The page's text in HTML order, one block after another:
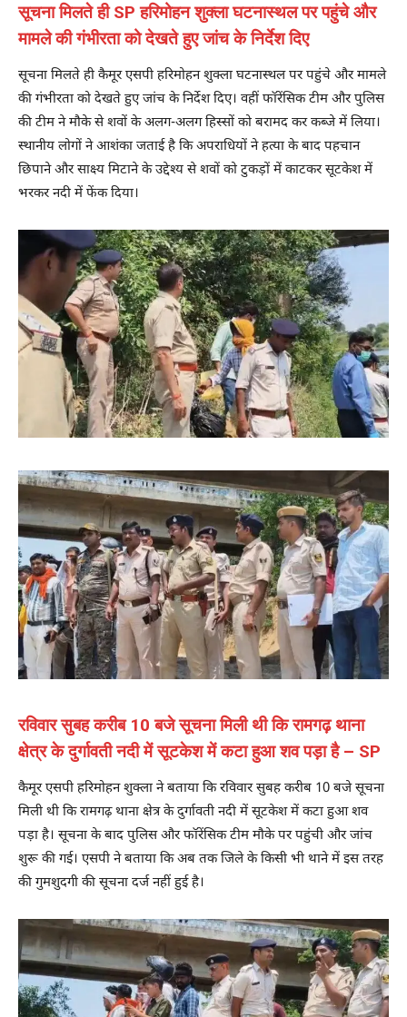
सूचना मिलते ही SP हरिमोहन शुक्ला घटनास्थल पर पहुंचे और
मामले की गंभीरता को देखते हुए जांच के निर्देश दिए
सूचना मिलते ही कैमूर एसपी हरिमोहन शुक्ला घटनास्थल पर पहुंचे और मामले
की गंभीरता को देखते हुए जांच के निर्देश दिए। वहीं फॉरेंसिक टीम और पुलिस
की टीम ने मौके से शवों के अलग-अलग हिस्सों को बरामद कर कब्जे में लिया।
स्थानीय लोगों ने आशंका जताई है कि अपराधियों ने हत्या के बाद पहचान
छिपाने और साक्ष्य मिटाने के उद्देश्य से शवों को टुकड़ों में काटकर सूटकेश में
भरकर नदी में फेंक दिया।
रविवार सुबह करीब 10 बजे सूचना मिली थी कि रामगढ़ थाना
क्षेत्र के दुर्गावती नदी में सूटकेश में कटा हुआ शव पड़ा है – SP
कैमूर एसपी हरिमोहन शुक्ला ने बताया कि रविवार सुबह करीब 10 बजे सूचना
मिली थी कि रामगढ़ थाना क्षेत्र के दुर्गावती नदी में सूटकेश में कटा हुआ शव
पड़ा है। सूचना के बाद पुलिस और फॉरेंसिक टीम मौके पर पहुंची और जांच
शुरू की गई। एसपी ने बताया कि अब तक जिले के किसी भी थाने में इस तरह
की गुमशुदगी की सूचना दर्ज नहीं हुई है।